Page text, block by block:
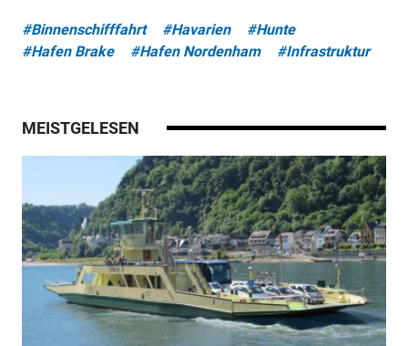
#Binnenschifffahrt #Havarien
#Hunte
#Hafen Brake
#Hafen Nordenham #Infrastruktur
MEISTGELESEN